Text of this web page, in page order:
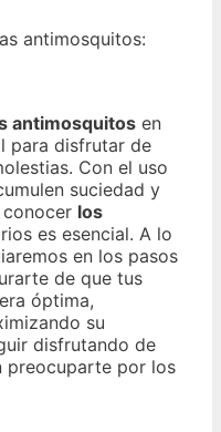
antimosquitos en
para disfrutar de
Con el uso
suciedad y
los
es esencial. A lo
en los pasos
de que tus
óptima,
su
disfrutando de
preocuparte por los